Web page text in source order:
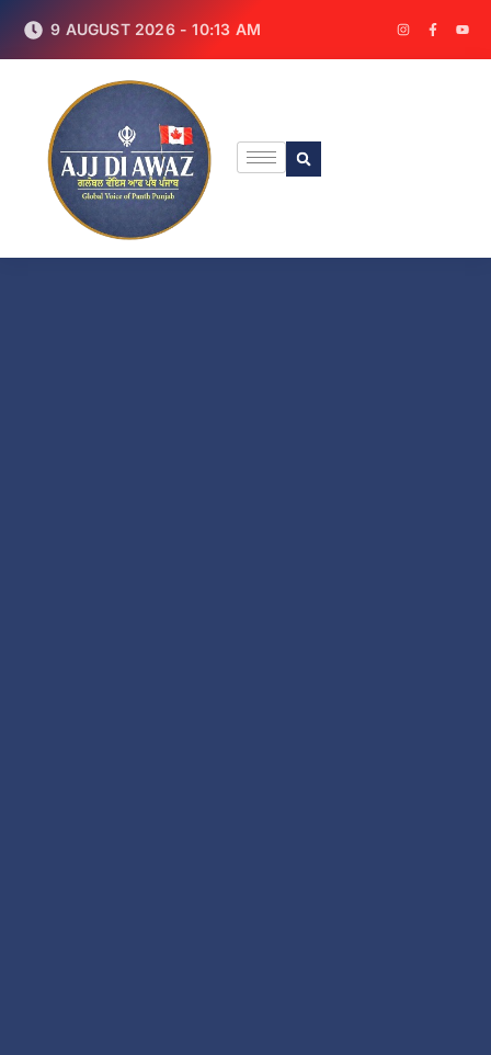
9 AUGUST 2026 - 10:13 AM